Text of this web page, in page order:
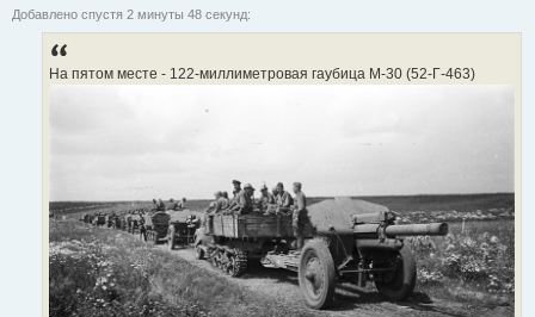
Добавлено спустя 2 минуты 48 секунд:
На пятом месте - 122-миллиметровая гаубица М-30 (52-Г-463)